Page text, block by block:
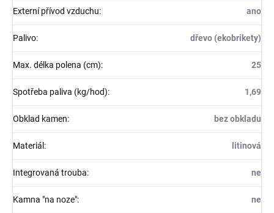
Externí přívod vzduchu: ano
Palivo: dřevo (ekobrikety)
Max. délka polena (cm): 25
Spotřeba paliva (kg/hod): 1,69
Obklad kamen: bez obkladu
Materiál : litinová
Integrovaná trouba: ne
Kamna "na noze": ne